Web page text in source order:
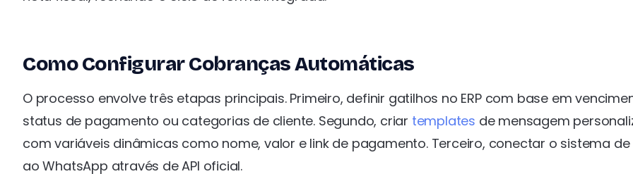
Como Configurar Cobranças Automáticas
O processo envolve três etapas principais. Primeiro, definir gatilhos no ERP com base em
status de pagamento ou categorias de cliente. Segundo, criar templates de mensagem
com variáveis dinâmicas como nome, valor e link de pagamento. Terceiro, conectar o sistema de
ao WhatsApp através de API oficial.